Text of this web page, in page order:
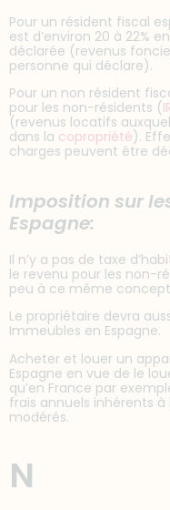
Pour un résident fiscal
est d’environ 20 à 22%
déclarée (revenus
personne qui déclare).
Pour un non résident
pour les non-résidents (
(revenus locatifs
dans la copropriété).
charges peuvent être
Imposition sur
Espagne:
Il n’y a pas de taxe
le revenu pour les non-
peu à ce même
Le propriétaire devra
Immeubles en Espagne.
Acheter et louer un
Espagne en vue de le
qu’en France par
frais annuels inhérents
modérés.
N